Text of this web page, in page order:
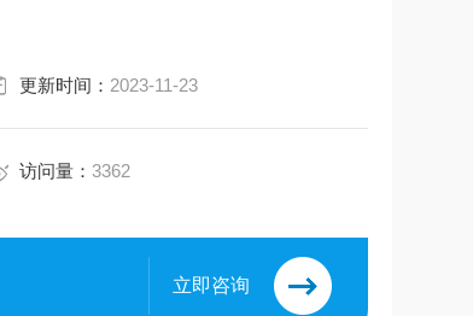
更新时间： 2023-11-23
访问量： 3362
立即咨询